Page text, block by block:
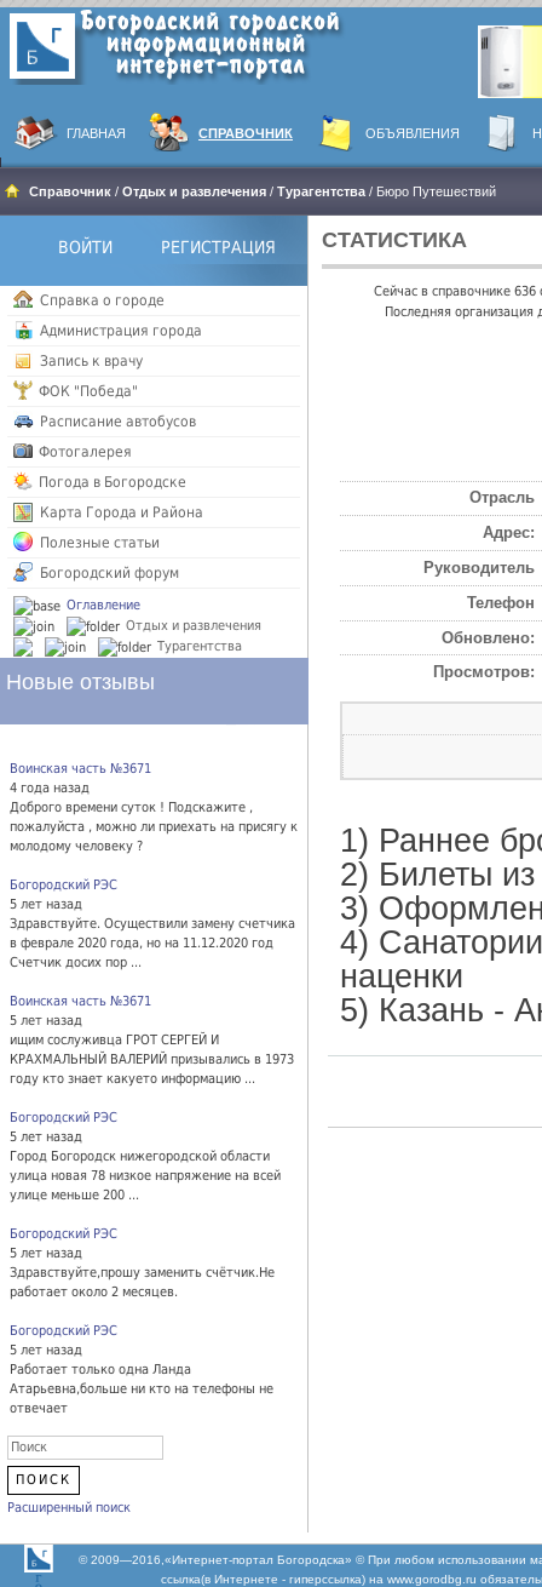
ГЛАВНАЯ СПРАВОЧНИК ОБЪЯВЛЕНИЯ
Справочник / Отдых и развлечения / Турагентства / Бюро Путешествий
СТАТИСТИКА
Сейчас в справочнике
Последняя организация
Отрасль
Адрес:
Руководитель
Телефон
Обновлено:
Просмотров:
1) Раннее
2) Билеты
3)
4)
наценки
5) Казань -
ВОЙТИ РЕГИСТРАЦИЯ
Справка о городе
Администрация города
Запись к врачу
ФОК "Победа"
Расписание автобусов
Фотогалерея
Погода в Богородске
Карта Города и Района
Полезные статьи
Богородский форум
Оглавление
Отдых и развлечения
Турагентства
Новые отзывы
Воинская часть №3671
4 года назад
Доброго времени суток ! Подскажите ,
пожалуйста , можно ли приехать на присягу к
молодому человеку ?
Богородский РЭС
5 лет назад
Здравствуйте. Осуществили замену счетчика
в феврале 2020 года, но на 11.12.2020 год
Счетчик досих пор ...
Воинская часть №3671
5 лет назад
ищим сослуживца ГРОТ СЕРГЕЙ И
КРАХМАЛЬНЫЙ ВАЛЕРИЙ призывались в 1973
году кто знает какуето информацию ...
Богородский РЭС
5 лет назад
Город Богородск нижегородской области
улица новая 78 низкое напряжение на всей
улице меньше 200 ...
Богородский РЭС
5 лет назад
Здравствуйте,прошу заменить счётчик.Не
работает около 2 месяцев.
Богородский РЭС
5 лет назад
Работает только одна Ланда
Атарьевна,больше ни кто на телефоны не
отвечает
Расширенный поиск
© 2009—2016,«Интернет-портал Богородска» © При любом использовании
ссылка(в Интернете - гиперссылка) на www.gorodbg.ru